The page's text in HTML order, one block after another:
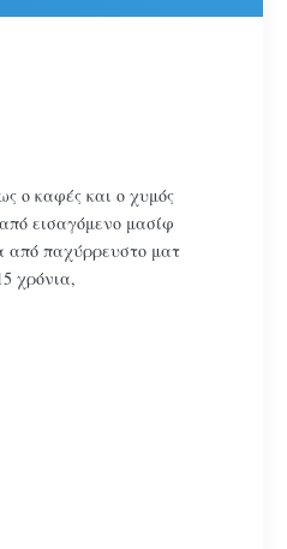
ο καφές και ο χυμός
εισαγόμενο μασίφ
από παχύρρευστο ματ
χρόνια,